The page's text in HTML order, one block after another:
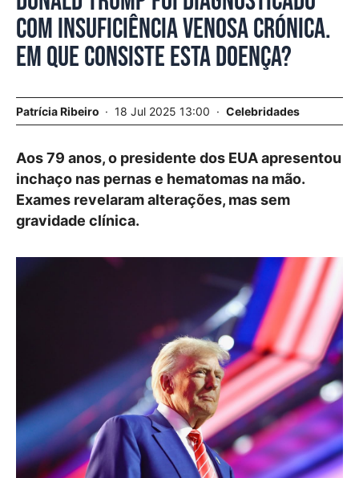
com insuficiência venosa crónica.
Em que consiste esta doença?
Patrícia Ribeiro 18 Jul 2025 13:00 Celebridades
Aos 79 anos, o presidente dos EUA apresentou
inchaço nas pernas e hematomas na mão.
Exames revelaram alterações, mas sem
gravidade clínica.